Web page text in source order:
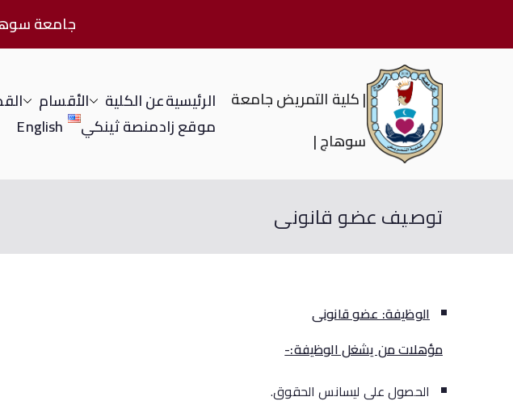
جامعة
| كلية التمريض جامعة
سوهاج |
الرئيسيةعن الكلية الأقسام
موقع زادمنصة ثينكي English
توصيف عضو قانونى
الوظيفة: عضو قانونى
مؤهلات من يشغل الوظيفة:-
الحصول على ليسانس الحقوق.